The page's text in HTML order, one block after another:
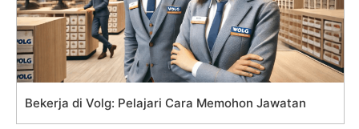
Bekerja di Volg: Pelajari Cara Memohon Jawatan